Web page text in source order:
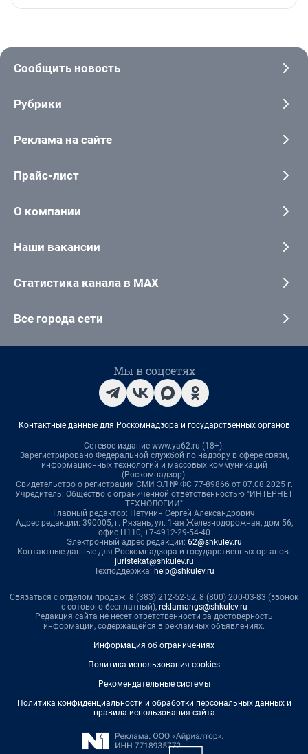
Сообщить новость
Рубрики
Реклама на сайте
Прайс-лист
О компании
Наши вакансии
Статистика канала в MAX
Все города сети
Мы в соцсетях
Контактные данные для Роскомнадзора и государственных органов
Сетевое издание www.ya62.ru (18+).
Зарегистрировано Федеральной службой по надзору в сфере связи,
информационных технологий и массовых коммуникаций
(Роскомнадзор).
Свидетельство о регистрации СМИ ЭЛ № ФС 77-89866 от 07.08.2025 г.
Учредитель: Общество с ограниченной ответственностью "ИНТЕРНЕТ
ТЕХНОЛОГИИ"
Главный редактор: Петунин Сергей Александрович
Адрес редакции: 390005, г. Рязань, ул. 1-ая Железнодорожная, дом 56,
офис Н110, +7-4912-29-54-40
Электронный адрес редакции: 62@shkulev.ru
Контактные данные для Роскомнадзора и государственных органов:
juristekat@shkulev.ru
Техподдержка: help@shkulev.ru
Связаться с отделом продаж: 8 (383) 212-52-52, 8 (800) 200-03-83 (звонок
с сотового бесплатный), reklamangs@shkulev.ru
Редакция сайта не несет ответственности за достоверность
информации, содержащейся в рекламных объявлениях.
Информация об ограничениях
Политика использования cookies
Рекомендательные системы
Политика конфиденциальности и обработки персональных данных и
правила использования сайта